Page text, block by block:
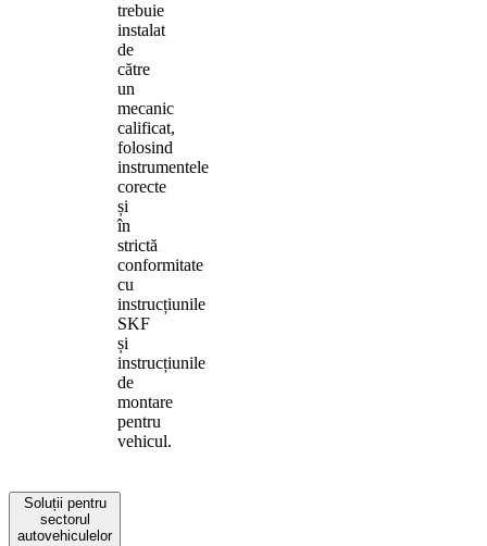
trebuie
instalat
de
către
un
mecanic
calificat,
folosind
instrumentele
corecte
și
în
strictă
conformitate
cu
instrucțiunile
SKF
și
instrucțiunile
de
montare
pentru
vehicul.
Soluții pentru
sectorul
autovehiculelor